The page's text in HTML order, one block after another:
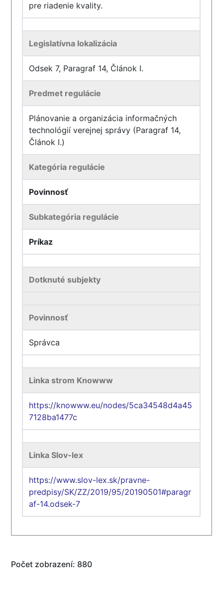
pre riadenie kvality.
Legislatívna lokalizácia
Odsek 7, Paragraf 14, Článok I.
Predmet regulácie
Plánovanie a organizácia informačných
technológií verejnej správy (Paragraf 14,
Článok I.)
Kategória regulácie
Povinnosť
Subkategória regulácie
Príkaz
Dotknuté subjekty
Povinnosť
Správca
Linka strom Knowww
https://knowww.eu/nodes/5ca34548d4a45
7128ba1477c
Linka Slov-lex
https://www.slov-lex.sk/pravne-
predpisy/SK/ZZ/2019/95/20190501#paragr
af-14.odsek-7
Počet zobrazení: 880